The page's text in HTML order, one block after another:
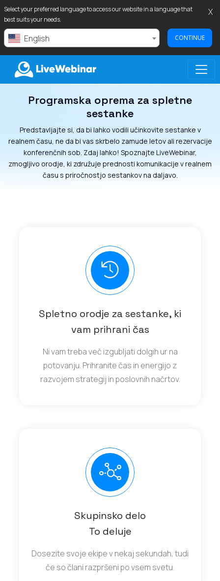
Select your preferred language to access our website in a language that
best suits your needs.
English CONTINUE
X
LIVEWEBINAR.COM
Programska oprema za spletne
sestanke
Predstavljajte si, da bi lahko vodili učinkovite sestanke v
realnem času, ne da bi vas skrbelo zamude letov ali rezervacije
konferenčnih sob. Zdaj lahko! Spoznajte LiveWebinar,
zmogljivo orodje, ki združuje prednosti komunikacije v realnem
času s priročnostjo sestankov na daljavo.
Spletno orodje za sestanke, ki
vam prihrani čas
Ni vam treba več izgubljati dolgih ur na
potovanju. Prihranite čas in energijo z
razvojem strategij in poslovnih načrtov.
Skupinsko delo
To deluje
Dosezite svoje ekipe v nekaj sekundah, tudi
če so člani razpršeni po vsem svetu.